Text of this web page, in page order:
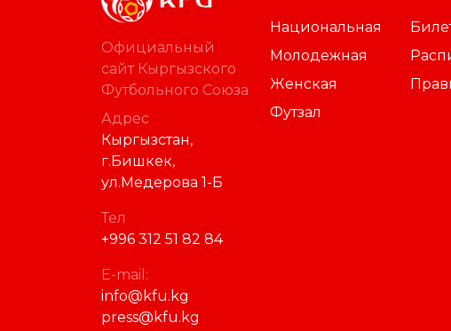
Официальный
сайт Кыргызского
Футбольного Союза
Адрес
Кыргызстан,
г.Бишкек,
ул.Медерова 1-Б
Тел
+996 312 51 82 84
E-mail:
info@kfu.kg
press@kfu.kg
Национальная
Молодежная
Женская
Футзал